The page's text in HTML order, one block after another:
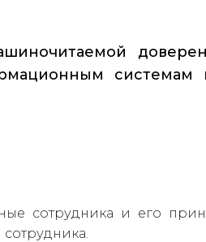
системам
сотрудника и его